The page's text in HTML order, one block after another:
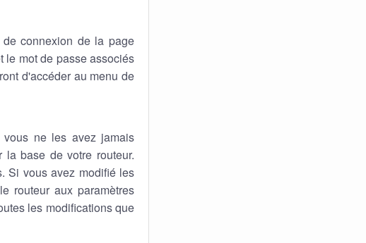
connexion de la page
le mot de passe associés
d'accéder au menu de
ne les avez jamais
la base de votre routeur.
Si vous avez modifié les
routeur aux paramètres
les modifications que